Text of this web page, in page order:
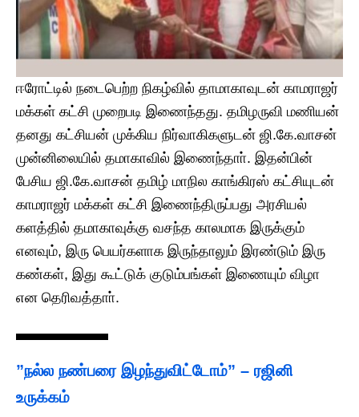
ஈரோட்டில் நடைபெற்ற நிகழ்வில் தாமாகாவுடன் காமராஜர்
மக்கள் கட்சி முறைபடி இணைந்தது. தமிழருவி மணியன்
தனது கட்சியன் முக்கிய நிர்வாகிகளுடன் ஜி.கே.வாசன்
முன்னிலையில் தமாகாவில் இணைந்தாா். இதன்பின்
பேசிய ஜி.கே.வாசன் தமிழ் மாநில காங்கிரஸ் கட்சியுடன்
காமராஜர் மக்கள் கட்சி இணைந்திருப்பது அரசியல்
களத்தில் தமாகாவுக்கு வசந்த காலமாக இருக்கும்
எனவும், இரு பெயர்களாக இருந்தாலும் இரண்டும் இரு
கண்கள், இது கூட்டுக் குடும்பங்கள் இணையும் விழா
என தெரிவத்தாா்.
”நல்ல நண்பரை இழந்துவிட்டோம்” – ரஜினி
உருக்கம்